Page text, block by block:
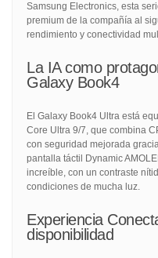
Samsung Electronics, esta
premium de la compañía al
rendimiento y conectividad
La IA como
Galaxy Book4
El Galaxy Book4 Ultra está
Core Ultra 9/7, que combina
con seguridad mejorada
pantalla táctil Dynamic
increíble, con un contraste
condiciones de mucha luz.
Experiencia
disponibilidad